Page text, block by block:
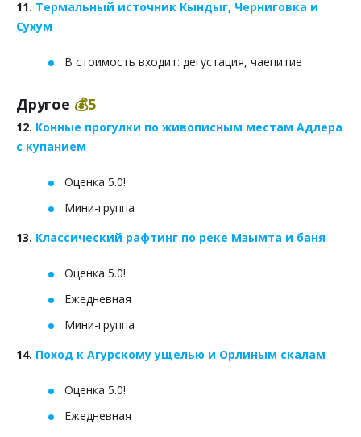
11. Термальный источник Кындыг, Черниговка и
Сухум
В стоимость входит: дегустация, чаепитие
Другое 💰5
12. Конные прогулки по живописным местам Адлера
с купанием
Оценка 5.0!
Мини-группа
13. Классический рафтинг по реке Мзымта и баня
Оценка 5.0!
Ежедневная
Мини-группа
14. Поход к Агурскому ущелью и Орлиным скалам
Оценка 5.0!
Ежедневная